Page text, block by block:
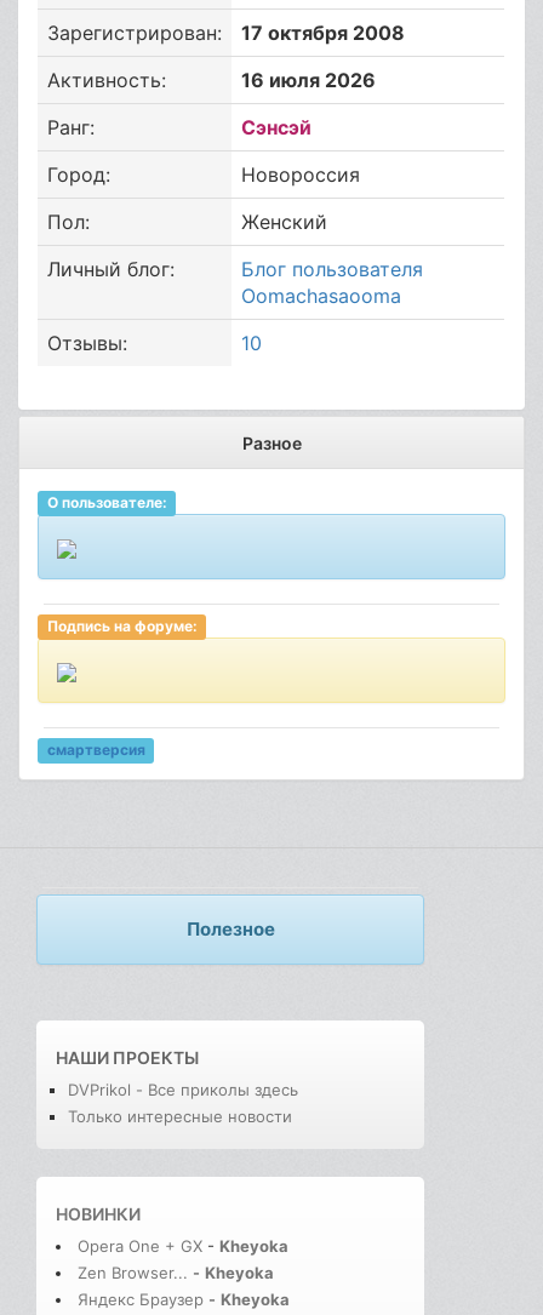
Зарегистрирован:
17 октября 2008
Активность:
16 июля 2026
Ранг:
Сэнсэй
Город:
Новороссия
Пол:
Женский
Личный блог:
Блог пользователя
Oomachasaooma
Отзывы:
10
Разное
О пользователе:
Подпись на форуме:
смартверсия
Полезное
НАШИ ПРОЕКТЫ
DVPrikol - Все приколы здесь
Только интересные новости
НОВИНКИ
Opera One + GX - Kheyoka
Zen Browser... - Kheyoka
Яндекс Браузер - Kheyoka